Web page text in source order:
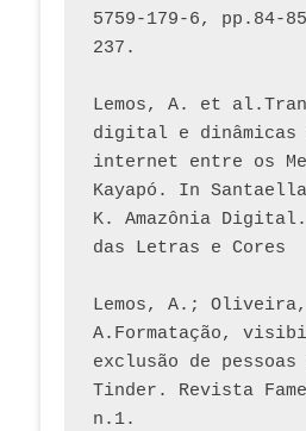
5759-179-6, pp.84-
237.
Lemos, A. et
digital e
internet entre os
Kayapó. In
K. Amazônia
das Letras e Cores
Lemos, A.; Oliveira,
A.Formatação,
exclusão de
Tinder. Revista
n.1.